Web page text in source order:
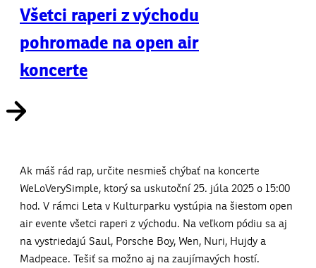
Všetci raperi z východu
pohromade na open air
koncerte
Ak máš rád rap, určite nesmieš chýbať na koncerte
WeLoVerySimple, ktorý sa uskutoční 25. júla 2025 o 15:00
hod. V rámci Leta v Kulturparku vystúpia na šiestom open
air evente všetci raperi z východu. Na veľkom pódiu sa aj
na vystriedajú Saul, Porsche Boy, Wen, Nuri, Hujdy a
Madpeace. Tešiť sa možno aj na zaujímavých hostí.